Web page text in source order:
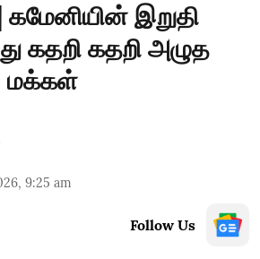
இறுதி
கதறி கதறி அழுத
மக்கள்
9:25 am
Follow Us